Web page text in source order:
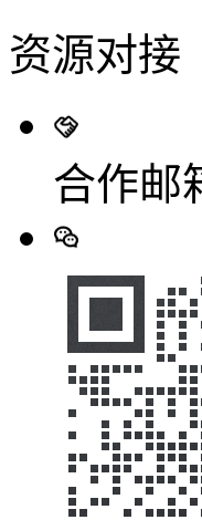
资源对接
合作邮